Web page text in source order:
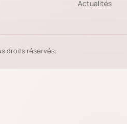
Actualités
droits réservés.